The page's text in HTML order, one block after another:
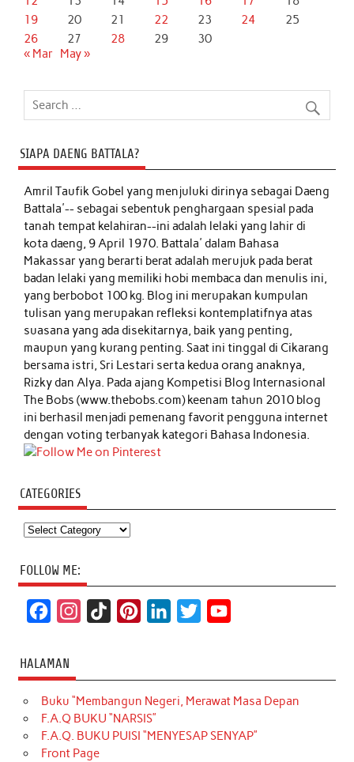
19
20 21 22 23 24
25
26
27 28 29
30
« Mar May »
SIAPA DAENG BATTALA?
Amril Taufik Gobelyang menjuluki dirinya sebagai Daeng
Battala'-- sebagai sebentuk penghargaan spesial pada
tanah tempat kelahiran--ini adalah lelaki yang lahir di
kota daeng, 9 April 1970. Battala' dalam Bahasa
Makassar yang berarti berat adalah merujuk pada berat
badan lelaki yang memiliki hobi membaca dan menulis ini,
yang berbobot 100 kg. Blog ini merupakan kumpulan
tulisan yang merupakan refleksi kontemplatifnya atas
suasana yang ada disekitarnya, baik yang penting,
maupun yang kurang penting. Saat ini tinggal di Cikarang
bersama istri, Sri Lestari serta kedua orang anaknya,
Rizky dan Alya. Pada ajang Kompetisi Blog Internasional
The Bobs (www.thebobs.com) keenam tahun 2010 blog
ini berhasil menjadi pemenang favorit pengguna internet
dengan voting terbanyak kategori Bahasa Indonesia.
CATEGORIES
Categories
FOLLOW ME:
c
e
b
o
o
t
a
g
r
T
o
k
t
e
r
k
e
d
t
t
e
T
u
b
HALAMAN
Buku “Membangun Negeri, Merawat Masa Depan
F.A.Q BUKU “NARSIS”
F.A.Q. BUKU PUISI “MENYESAP SENYAP”
Front Page